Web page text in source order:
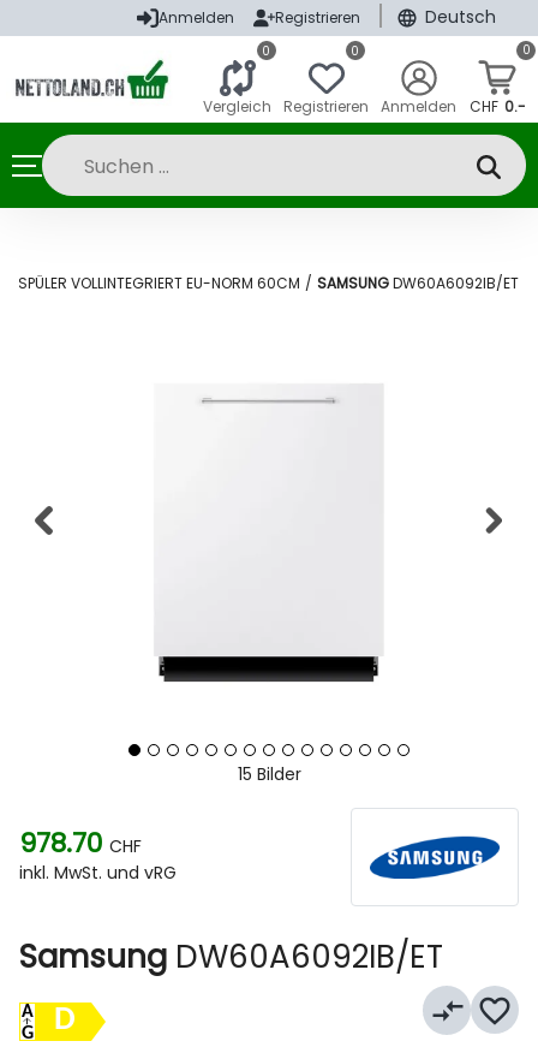
Anmelden Registrieren Deutsch
0
Vergleich
0
Registrieren Anmelden
0
CHF 0.-
VOLLINTEGRIERT EU-NORM 60CM / SAMSUNGDW60A6092IB/ET
15 Bilder
978.70 CHF
inkl. MwSt. und vRG
Samsung DW60A6092IB/ET
D compare_arrows favorite_border